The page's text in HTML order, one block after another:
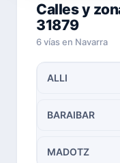
Calles y
31879
6 vías en Navarra
ALLI
BARAIBAR
MADOTZ